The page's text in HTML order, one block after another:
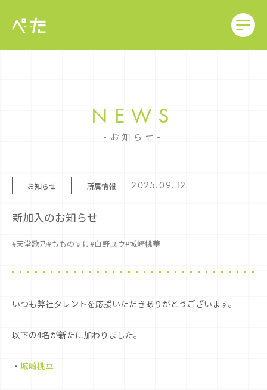
NEWS
お知らせ
お知らせ 所属情報 2025.09.12
新加入のお知らせ
#天堂歌乃#もものすけ#白野ユウ#城崎桃華
いつも弊社タレントを応援いただきありがとうございます。
以下の4名が新たに加わりました。
・ 城崎桃華